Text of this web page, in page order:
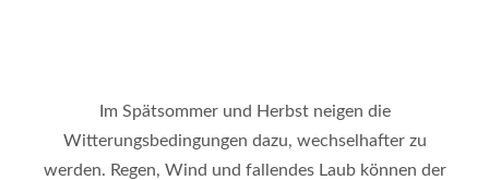
Im Spätsommer und Herbst neigen die
Witterungsbedingungen dazu, wechselhafter zu
werden. Regen, Wind und fallendes Laub können der